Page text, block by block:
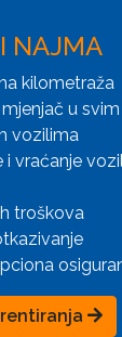
NAJMA
kilometraža
u
vozilima
i vraćanje
troškova